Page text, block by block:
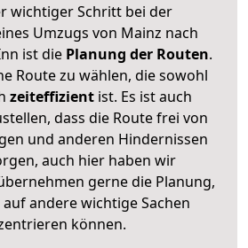
wichtiger Schritt bei der
Umzugs von Mainz nach
ist die Planung der Routen.
Route zu wählen, die sowohl
zeiteffizientist. Es ist auch
dass die Route frei von
und anderen Hindernissen
auch hier haben wir
gerne die Planung,
andere wichtige Sachen
können.